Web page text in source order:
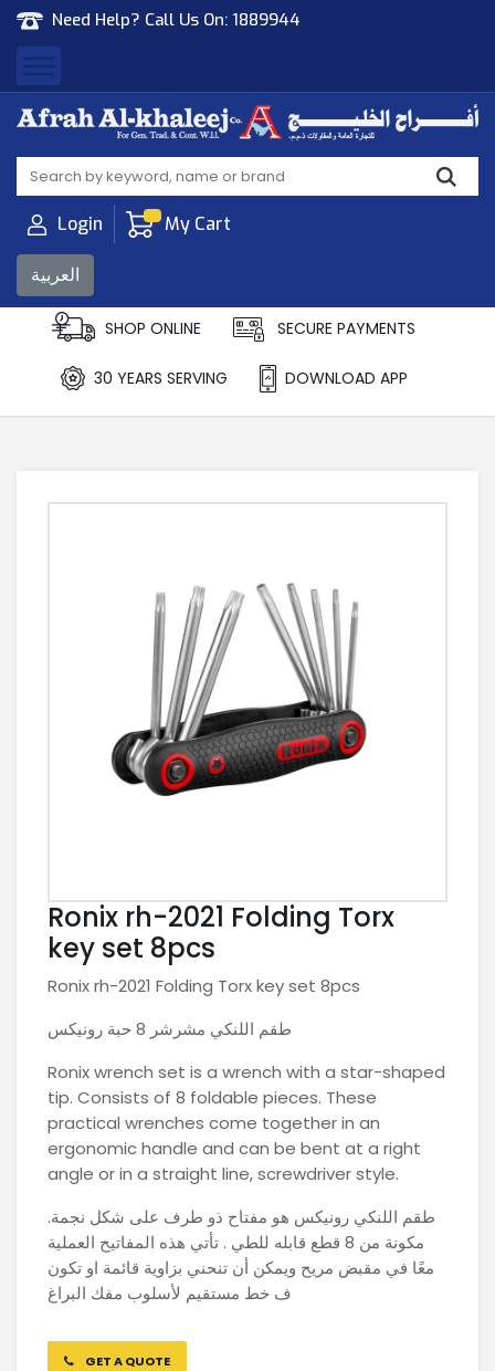
Need Help? Call Us On: 1889944
Afrah Al Khaleej
Gen Trad & Cont Co. Wll
Login My Cart
العربية
SHOP ONLINE SECURE PAYMENTS
30 YEARS SERVING DOWNLOAD APP
Ronix rh-2021 Folding Torx
key set 8pcs
Ronix rh-2021 Folding Torx key set 8pcs
طقم اللنكي مشرشر 8 حبة رونيكس
Ronix wrench set is a wrench with a star-shaped
tip. Consists of 8 foldable pieces. These
practical wrenches come together in an
ergonomic handle and can be bent at a right
angle or in a straight line, screwdriver style.
طقم اللنكي رونيكس هو مفتاح ذو طرف على شكل نجمة.
مكونة من 8 قطع قابله للطي . تأتي هذه المفاتيح العملية
معًا في مقبض مريح ويمكن أن تنحني بزاوية قائمة او تكون
ف خط مستقيم لأسلوب مفك البراغ
GET A QUOTE